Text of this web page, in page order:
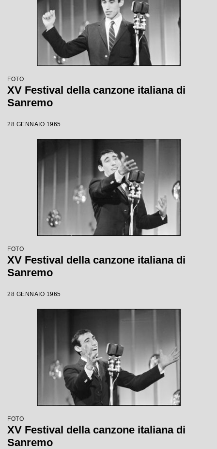
FOTO
XV Festival della canzone italiana di
Sanremo
28 GENNAIO 1965
FOTO
XV Festival della canzone italiana di
Sanremo
28 GENNAIO 1965
FOTO
XV Festival della canzone italiana di
Sanremo